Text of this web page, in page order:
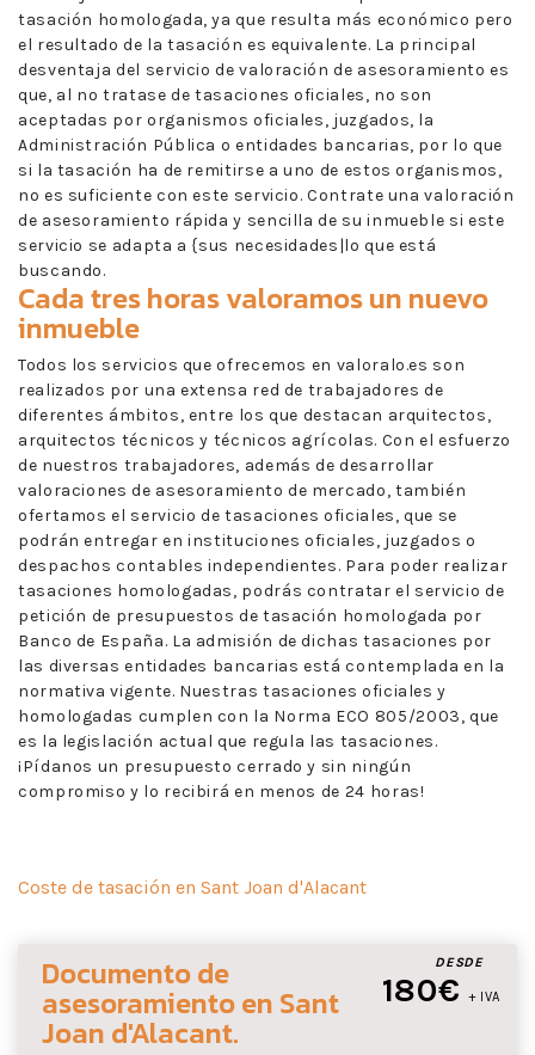
tasación homologada, ya que resulta más económico pero
el resultado de la tasación es equivalente. La principal
desventaja del servicio de valoración de asesoramiento es
que, al no tratase de tasaciones oficiales, no son
aceptadas por organismos oficiales, juzgados, la
Administración Pública o entidades bancarias, por lo que
si la tasación ha de remitirse a uno de estos organismos,
no es suficiente con este servicio. Contrate una valoración
de asesoramiento rápida y sencilla de su inmueble si este
servicio se adapta a {sus necesidades|lo que está
buscando.
Cada tres horas valoramos un nuevo
inmueble
Todos los servicios que ofrecemos en valoralo.es son
realizados por una extensa red de trabajadores de
diferentes ámbitos, entre los que destacan arquitectos,
arquitectos técnicos y técnicos agrícolas. Con el esfuerzo
de nuestros trabajadores, además de desarrollar
valoraciones de asesoramiento de mercado, también
ofertamos el servicio de tasaciones oficiales, que se
podrán entregar en instituciones oficiales, juzgados o
despachos contables independientes. Para poder realizar
tasaciones homologadas, podrás contratar el servicio de
petición de presupuestos de tasación homologada por
Banco de España. La admisión de dichas tasaciones por
las diversas entidades bancarias está contemplada en la
normativa vigente. Nuestras tasaciones oficiales y
homologadas cumplen con la Norma ECO 805/2003, que
es la legislación actual que regula las tasaciones.
¡Pídanos un presupuesto cerrado y sin ningún
compromiso y lo recibirá en menos de 24 horas!
Coste de tasación en Sant Joan d'Alacant
DESDE
180€ + IVA
Documento de
asesoramientoen Sant
Joan d'Alacant.